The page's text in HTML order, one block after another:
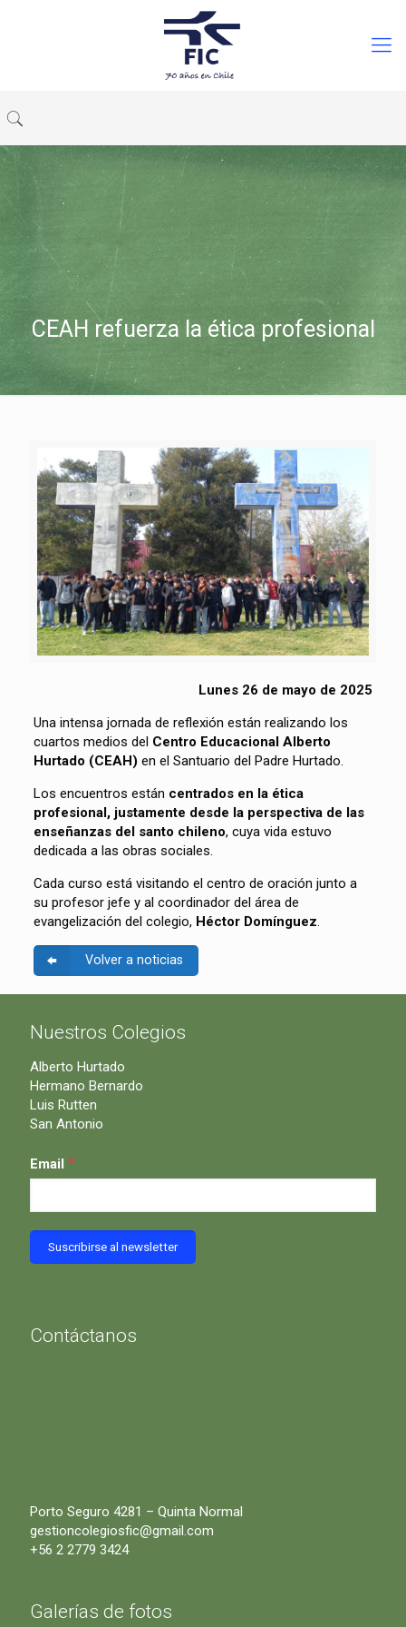
CEAH refuerza la ética profesional
Lunes 26 de mayo de 2025
Una intensa jornada de reflexión están realizando los
cuartos medios del Centro Educacional Alberto
Hurtado (CEAH) en el Santuario del Padre Hurtado.
Los encuentros están centrados en la ética
profesional, justamente desde la perspectiva de las
enseñanzas del santo chileno, cuya vida estuvo
dedicada a las obras sociales.
Cada curso está visitando el centro de oración junto a
su profesor jefe y al coordinador del área de
evangelización del colegio, Héctor Domínguez.
Volver a noticias
Nuestros Colegios
Alberto Hurtado
Hermano Bernardo
Luis Rutten
San Antonio
Email *
Contáctanos
Porto Seguro 4281 – Quinta Normal
gestioncolegiosfic@gmail.com
+56 2 2779 3424
Galerías de fotos